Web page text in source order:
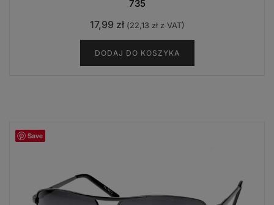
735
17,99 zł (22,13 złz VAT)
DODAJ DO KOSZYKA
Save